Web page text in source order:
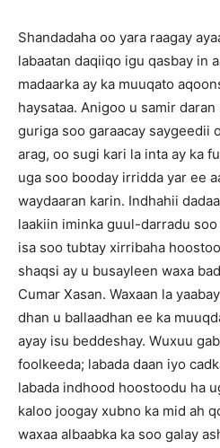
Shandadaha oo yara raagay
labaatan daqiiqo igu qasbay in
madaarka ay ka muuqato
haysataa. Anigoo u samir
guriga soo garaacay saygeedii
arag, oo sugi kari la inta ay ka
uga soo booday irridda yar ee
waydaaran karin. Indhahii
laakiin iminka guul-darradu soo
isa soo tubtay xirribaha
shaqsi ay u busayleen waxa
Cumar Xasan. Waxaan la
dhan u ballaadhan ee ka
ayay isu beddeshay. Wuxuu
foolkeeda; labada daan iyo
labada indhood hoostoodu ha
kaloo joogay xubno ka mid ah
waxaa albaabka ka soo galay